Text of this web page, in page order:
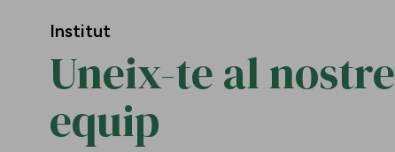
Institut
Uneix-te al nostre
equip